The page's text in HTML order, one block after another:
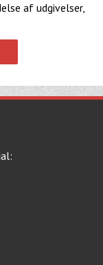
af udgivelser,